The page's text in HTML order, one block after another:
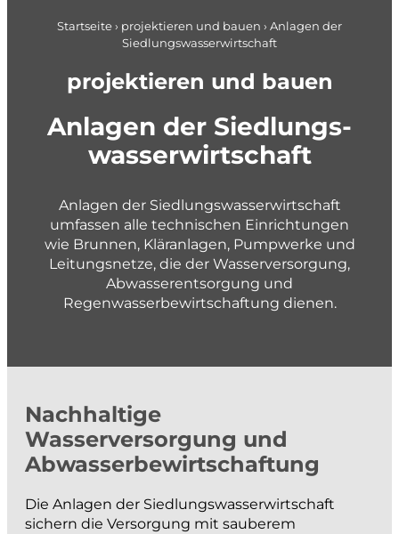
Applikationsentwicklung
Planung im Brandschutz
planen und gestalten
Konzepte und Studien
Gestaltungspläne und Gebietsentwicklung
Quartier- und Erschliessungsplanung
Verkehrs- und Mobilitätsplanung
Siedlungsentwässerung und GEP
Wasserversorgung und GWP
Landmanagement
projektieren und bauen
Strassenbau
Werkleitungen
Startseite › projektieren und bauen › Anlagen der
Siedlungswasserwirtschaft
projektieren und bauen
Anlagen der Sied­lungs­
was­ser­wirt­schaft
Anlagen der Siedlungswasserwirtschaft
umfassen alle technischen Einrichtungen
wie Brunnen, Kläranlagen, Pumpwerke und
Leitungsnetze, die der Wasserversorgung,
Abwasserentsorgung und
Regenwasserbewirtschaftung dienen.
Nachhaltige
Wasserversorgung und
Abwasserbewirtschaftung
Die Anlagen der Siedlungswasserwirtschaft
sichern die Versorgung mit sauberem